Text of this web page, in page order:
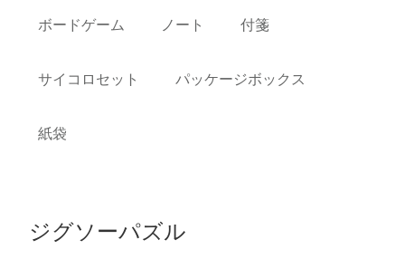
ボードゲーム ノート 付箋
サイコロセット パッケージボックス
紙袋
ジグソーパズル